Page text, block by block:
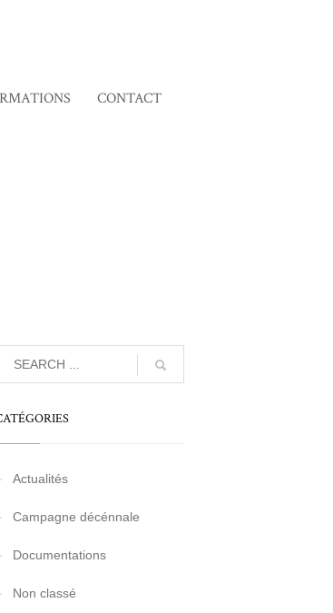
CONTACT
Actualités
Campagne décénnale
Documentations
Non classé